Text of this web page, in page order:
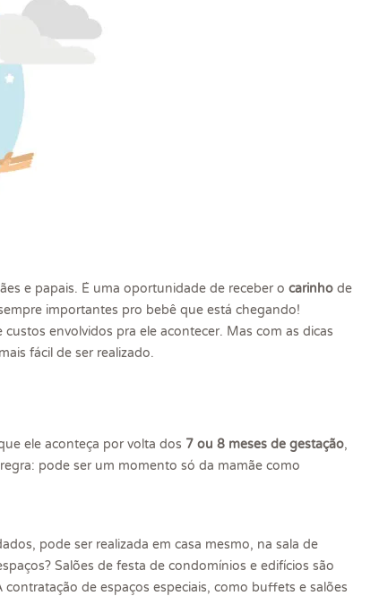
e papais. É uma oportunidade de receber o carinho de
importantes pro bebê que está chegando!
envolvidos pra ele acontecer. Mas com as dicas
fácil de ser realizado.
ele aconteça por volta dos 7 ou 8 meses de gestação,
pode ser um momento só da mamãe como
pode ser realizada em casa mesmo, na sala de
Salões de festa de condomínios e edifícios são
de espaços especiais, como buffets e salões